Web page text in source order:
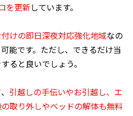
を更新しています。
けの即日深夜対応強化地域なの
能です。ただし、できるだけ当
ると良いでしょう。
引越しの手伝いやお引越し、エ
取り外しやベッドの解体も無料